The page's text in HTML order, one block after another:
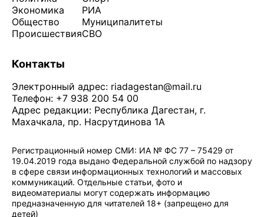
Экономика
Общество
Происшествия
РИА
Муниципалитеты
СВО
Контакты
Электронный адрес: riadagestan@mail.ru
Телефон: +7 938 200 54 00
Адрес редакции: Республика Дагестан, г.
Махачкала, пр. Насрутдинова 1А
Регистрационный номер СМИ: ИА № ФС 77 – 75429 от
19.04.2019 года выдано Федеральной службой по надзору
в сфере связи информационных технологий и массовых
коммуникаций. Отдельные статьи, фото и
видеоматериалы могут содержать информацию
предназначенную для читателей 18+ (запрещено для
детей)